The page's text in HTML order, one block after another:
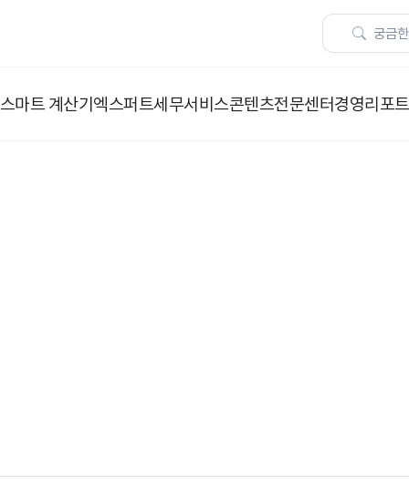
스마트 계산기엑스퍼트세무서비스콘텐츠전문센터경영리포트